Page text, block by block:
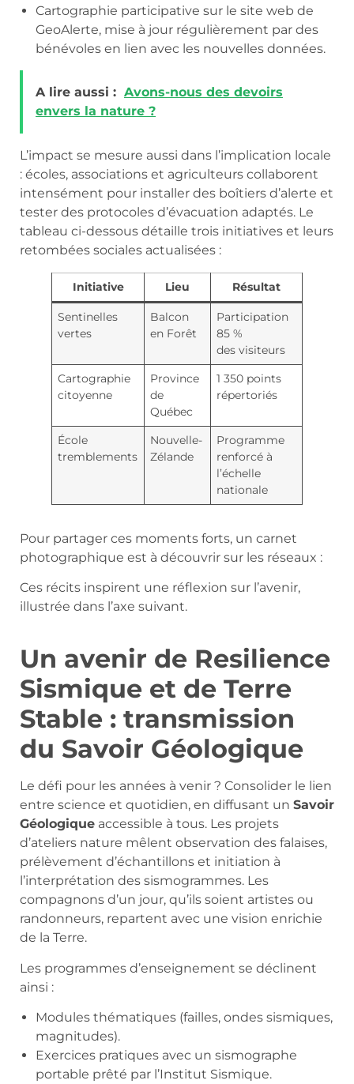
Cartographie participative sur le site web de
GeoAlerte, mise à jour régulièrement par des
bénévoles en lien avec les nouvelles données.
A lire aussi : Avons-nous des devoirs
envers la nature ?
L’impact se mesure aussi dans l’implication locale
: écoles, associations et agriculteurs collaborent
intensément pour installer des boîtiers d’alerte et
tester des protocoles d’évacuation adaptés. Le
tableau ci-dessous détaille trois initiatives et leurs
retombées sociales actualisées :
Initiative Lieu Résultat
Sentinelles
vertes
Balcon
en Forêt
Participation
85 %
des visiteurs
Cartographie
citoyenne
Province
de
Québec
1 350 points
répertoriés
École
tremblements
Nouvelle-
Zélande
Programme
renforcé à
l’échelle
nationale
Pour partager ces moments forts, un carnet
photographique est à découvrir sur les réseaux :
Ces récits inspirent une réflexion sur l’avenir,
illustrée dans l’axe suivant.
Un avenir de Resilience
Sismique et de Terre
Stable : transmission
du Savoir Géologique
Le défi pour les années à venir ? Consolider le lien
entre science et quotidien, en diffusant un Savoir
Géologique accessible à tous. Les projets
d’ateliers nature mêlent observation des falaises,
prélèvement d’échantillons et initiation à
l’interprétation des sismogrammes. Les
compagnons d’un jour, qu’ils soient artistes ou
randonneurs, repartent avec une vision enrichie
de la Terre.
Les programmes d’enseignement se déclinent
ainsi :
Modules thématiques (failles, ondes sismiques,
magnitudes).
Exercices pratiques avec un sismographe
portable prêté par l’Institut Sismique.